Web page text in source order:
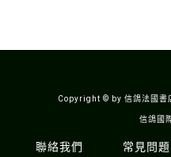
Copyright © by 信鴿法國
信鴿國
聯絡我們 常見問題